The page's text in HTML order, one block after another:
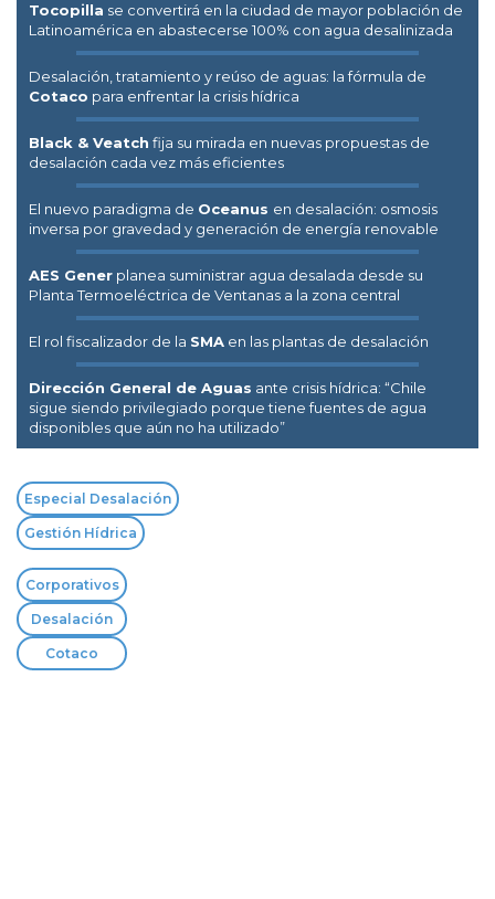
Tocopilla se convertirá en la ciudad de mayor población de
Latinoamérica en abastecerse 100% con agua desalinizada
Desalación, tratamiento y reúso de aguas: la fórmula de
Cotaco para enfrentar la crisis hídrica
Black & Veatch fija su mirada en nuevas propuestas de
desalación cada vez más eficientes
El nuevo paradigma de Oceanus en desalación: osmosis
inversa por gravedad y generación de energía renovable
AES Gener planea suministrar agua desalada desde su
Planta Termoeléctrica de Ventanas a la zona central
El rol fiscalizador de la SMA en las plantas de desalación
Dirección General de Aguas ante crisis hídrica: “Chile
sigue siendo privilegiado porque tiene fuentes de agua
disponibles que aún no ha utilizado”
Especial Desalación
Gestión Hídrica
Corporativos
Desalación
Cotaco